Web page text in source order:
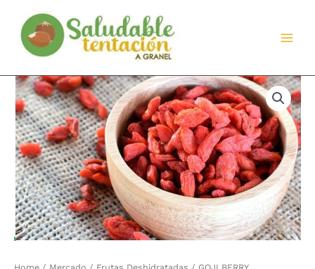
contenido
GOJI
BERRY
quantity